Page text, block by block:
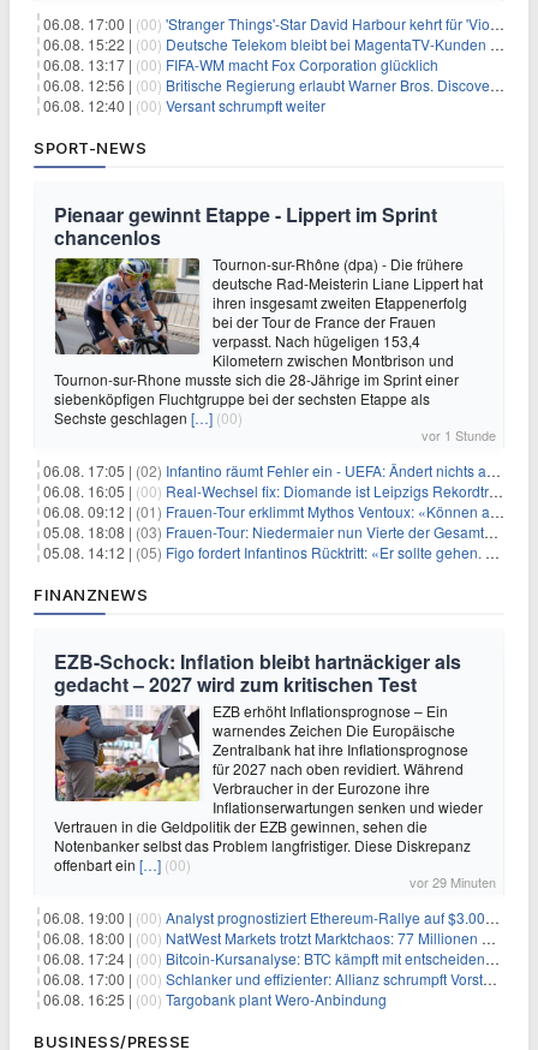
06.08. 17:00 | (00) 'Stranger Things'-Star David Harbour kehrt für 'Violent Night 2' zurück – Kristen Bell stößt zur Besetzung
06.08. 15:22 | (00) Deutsche Telekom bleibt bei MagentaTV-Kunden vage
06.08. 13:17 | (00) FIFA-WM macht Fox Corporation glücklich
06.08. 12:56 | (00) Britische Regierung erlaubt Warner Bros. Discovery-Übernahme
06.08. 12:40 | (00) Versant schrumpft weiter
SPORT-NEWS
Pienaar gewinnt Etappe - Lippert im Sprint
chancenlos
Tournon-sur-Rhône (dpa) - Die frühere
deutsche Rad-Meisterin Liane Lippert hat
ihren insgesamt zweiten Etappenerfolg
bei der Tour de France der Frauen
verpasst. Nach hügeligen 153,4
Kilometern zwischen Montbrison und
Tournon-sur-Rhone musste sich die 28-Jährige im Sprint einer
siebenköpfigen Fluchtgruppe bei der sechsten Etappe als
Sechste geschlagen […] (00)
vor 1 Stunde
06.08. 17:05 | (02) Infantino räumt Fehler ein - UEFA: Ändert nichts an Boykott
06.08. 16:05 | (00) Real-Wechsel fix: Diomande ist Leipzigs Rekordtransfer
06.08. 09:12 | (01) Frauen-Tour erklimmt Mythos Ventoux: «Können alles schaffen»
05.08. 18:08 | (03) Frauen-Tour: Niedermaier nun Vierte der Gesamtwertung
05.08. 14:12 | (05) Figo fordert Infantinos Rücktritt: «Er sollte gehen. Jetzt»
FINANZNEWS
EZB-Schock: Inflation bleibt hartnäckiger als
gedacht – 2027 wird zum kritischen Test
EZB erhöht Inflationsprognose – Ein
warnendes Zeichen Die Europäische
Zentralbank hat ihre Inflationsprognose
für 2027 nach oben revidiert. Während
Verbraucher in der Eurozone ihre
Inflationserwartungen senken und wieder
Vertrauen in die Geldpolitik der EZB gewinnen, sehen die
Notenbanker selbst das Problem langfristiger. Diese Diskrepanz
offenbart ein […] (00)
vor 29 Minuten
06.08. 19:00 | (00) Analyst prognostiziert Ethereum-Rallye auf $3.000 nach entscheidendem On-Chain-Ausbruch
06.08. 18:00 | (00) NatWest Markets trotzt Marktchaos: 77 Millionen Pfund Gewinn im ersten Halbjahr
06.08. 17:24 | (00) Bitcoin-Kursanalyse: BTC kämpft mit entscheidender $65K-Hürde, während sich ein Liquidationscluster aufbaut
06.08. 17:00 | (00) Schlanker und effizienter: Allianz schrumpft Vorstand auf 8 Köpfe – das steckt dahinter
06.08. 16:25 | (00) Targobank plant Wero-Anbindung
BUSINESS/PRESSE